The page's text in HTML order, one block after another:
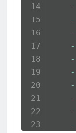
-
-
-
-
-
-
-
-
-